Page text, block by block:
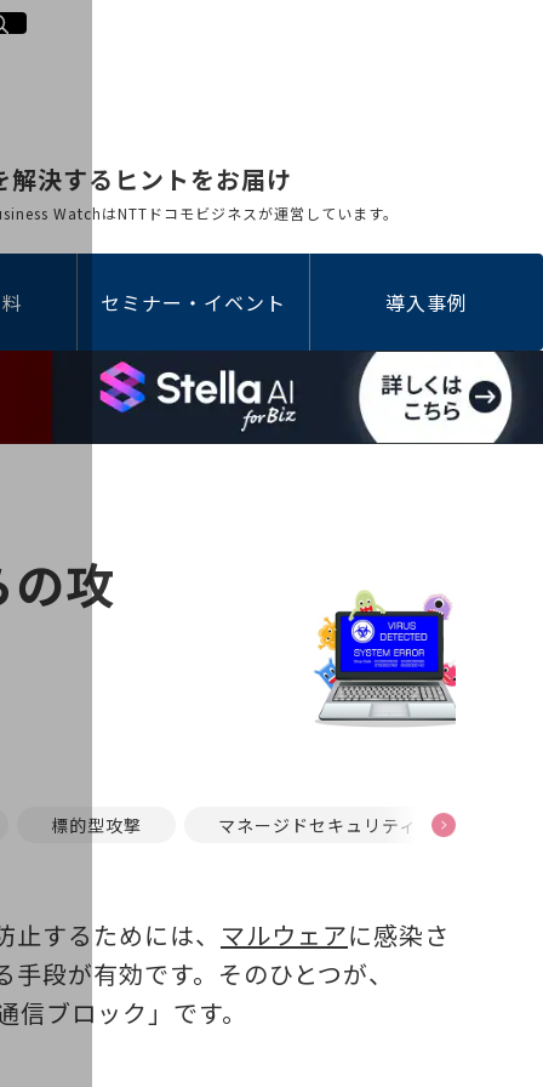
解決するヒントをお届け
WatchはNTTドコモビジネスが運営しています。
セミナー・イベント 導入事例
攻
標的型攻撃 マネージドセキュリティ
するためには、 マルウェアに感染さ
段が有効です。そのひとつが、
ブロック」です。